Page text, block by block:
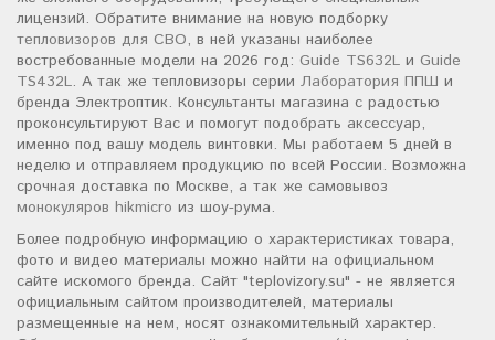
лицензий. Обратите внимание на новую подборку
тепловизоров для СВО, в ней указаны наиболее
востребованные модели на 2026 год: Guide TS632L и Guide
TS432L. А так же тепловизоры серии Лаборатория ППШ и
бренда Электроптик. Консультанты магазина с радостью
проконсультируют Вас и помогут подобрать аксессуар,
именно под вашу модель винтовки. Мы работаем 5 дней в
неделю и отправляем продукцию по всей России. Возможна
срочная доставка по Москве, а так же самовывоз
монокуляров hikmicro из шоу-рума.
Более подробную информацию о характеристиках товара,
фото и видео материалы можно найти на официальном
сайте искомого бренда. Сайт "teplovizory.su" - не является
официальным сайтом производителей, материалы
размещенные на нем, носят ознакомительный характер.